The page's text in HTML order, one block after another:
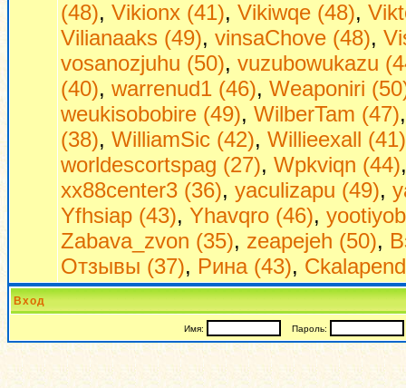
(48), Vikionx (41), Vikiwqe (48),
Vilianaaks (49), vinsaChove (48),
vosanozjuhu (50), vuzubowukazu
(40), warrenud1 (46), Weaponiri
weukisobobire (49), WilberTam (47)
(38), WilliamSic (42), Willieexall (41)
worldescortspag (27), Wpkviqn (44)
xx88center3 (36), yaculizapu (49),
Yfhsiap (43), Yhavqro (46),
Zabava_zvon (35), zeapejeh (50),
Отзывы (37), Рина (43),
Вход
Имя: Пароль: